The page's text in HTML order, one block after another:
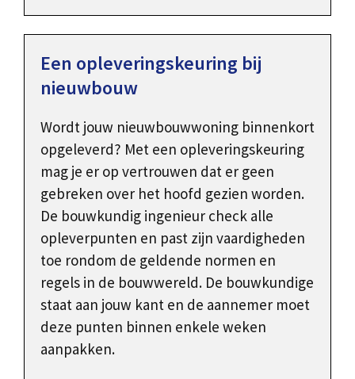
Een opleveringskeuring bij
nieuwbouw
Wordt jouw nieuwbouwwoning binnenkort
opgeleverd? Met een opleveringskeuring
mag je er op vertrouwen dat er geen
gebreken over het hoofd gezien worden.
De bouwkundig ingenieur check alle
opleverpunten en past zijn vaardigheden
toe rondom de geldende normen en
regels in de bouwwereld. De bouwkundige
staat aan jouw kant en de aannemer moet
deze punten binnen enkele weken
aanpakken.